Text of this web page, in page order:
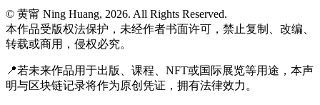
© 黄甯 Ning Huang, 2026. All Rights Reserved.
本作品受版权法保护，未经作者书面许可，禁止复制、改编、
转载或商用，侵权必究。
📍若未来作品用于出版、课程、NFT或国际展览等用途，本声
明与区块链记录将作为原创凭证，拥有法律效力。